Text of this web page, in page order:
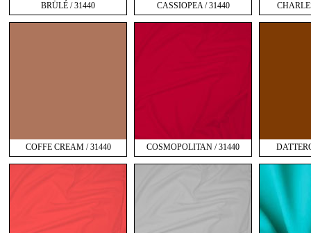
BRÜLÉ / 31440 CASSIOPEA / 31440
COFFE CREAM / 31440 COSMOPOLITAN / 31440